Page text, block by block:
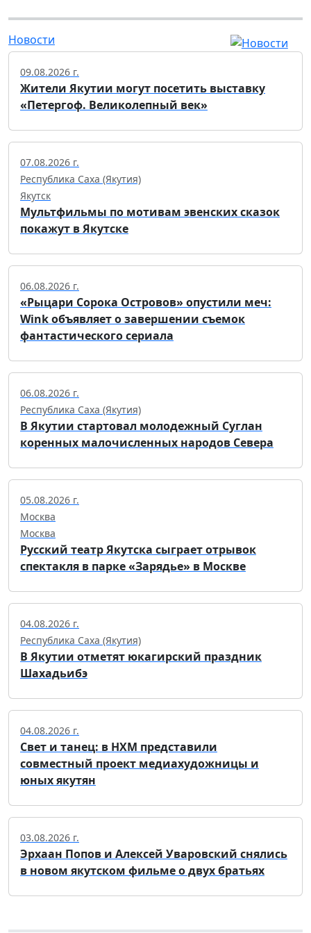
Новости
09.08.2026 г.
Жители Якутии могут посетить выставку
«Петергоф. Великолепный век»
07.08.2026 г.
Республика Саха (Якутия)
Якутск
Мультфильмы по мотивам эвенских сказок
покажут в Якутске
06.08.2026 г.
«Рыцари Сорока Островов» опустили меч:
Wink объявляет о завершении съемок
фантастического сериала
06.08.2026 г.
Республика Саха (Якутия)
В Якутии стартовал молодежный Суглан
коренных малочисленных народов Севера
05.08.2026 г.
Москва
Москва
Русский театр Якутска сыграет отрывок
спектакля в парке «Зарядье» в Москве
04.08.2026 г.
Республика Саха (Якутия)
В Якутии отметят юкагирский праздник
Шахадьибэ
04.08.2026 г.
Свет и танец: в НХМ представили
совместный проект медиахудожницы и
юных якутян
03.08.2026 г.
Эрхаан Попов и Алексей Уваровский снялись
в новом якутском фильме о двух братьях